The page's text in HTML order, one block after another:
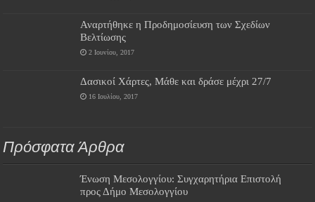
Αναρτήθηκε η Προδημοσίευση των Σχεδίων
Βελτίωσης
2 Ιουνίου, 2017
Δασικοί Χάρτες, Μάθε και δράσε μέχρι 27/7
16 Ιουλίου, 2017
Πρόσφατα Άρθρα
Ένωση Μεσολογγίου: Συγχαρητήρια Επιστολή
προς Δήμο Μεσολογγίου